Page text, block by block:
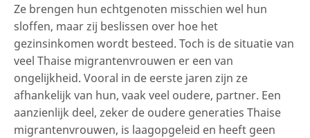
Ze brengen hun echtgenoten misschien wel hun
sloffen, maar zij beslissen over hoe het
gezinsinkomen wordt besteed. Toch is de situatie van
veel Thaise migrantenvrouwen er een van
ongelijkheid. Vooral in de eerste jaren zijn ze
afhankelijk van hun, vaak veel oudere, partner. Een
aanzienlijk deel, zeker de oudere generaties Thaise
migrantenvrouwen, is laagopgeleid en heeft geen